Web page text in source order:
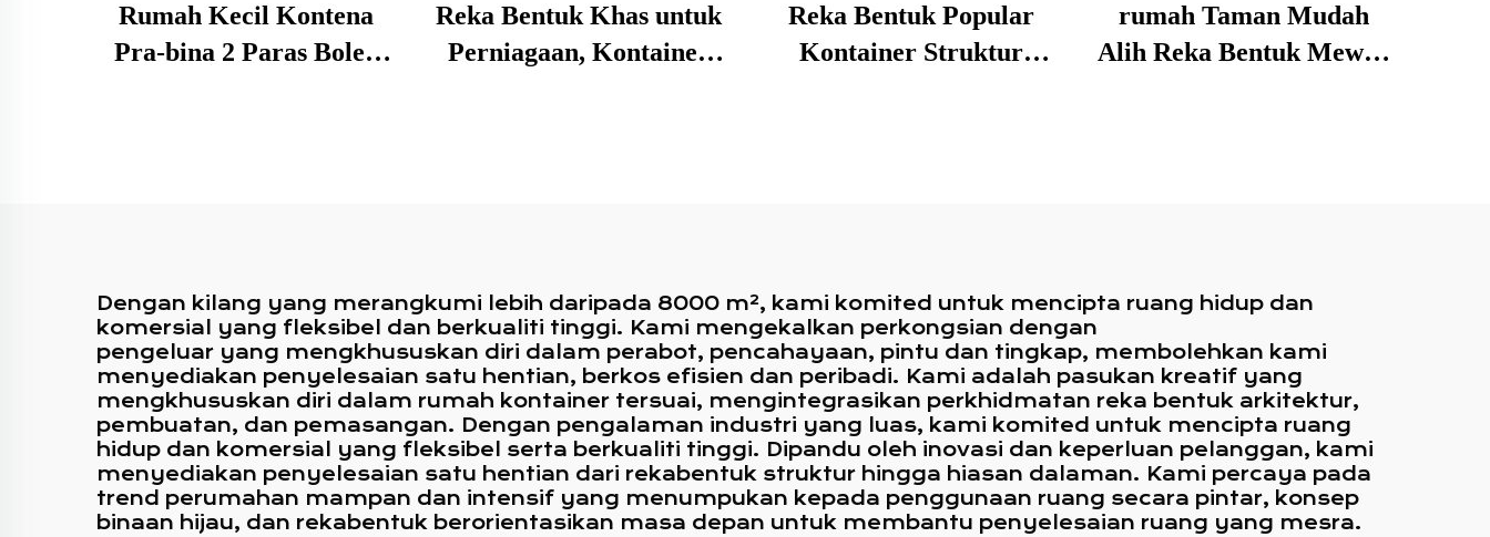
Rumah Kecil Kontena
Pra-bina 2 Paras Boleh
Reka Bentuk Khas untuk
Perniagaan, Kontainer
Reka Bentuk Popular
Kontainer Struktur
rumah Taman Mudah
Alih Reka Bentuk Mewah
Dengan kilang yang merangkumi lebih daripada 8000 m², kami komited untuk mencipta ruang hidup dan
komersial yang fleksibel dan berkualiti tinggi. Kami mengekalkan perkongsian dengan
pengeluar yang mengkhususkan diri dalam perabot, pencahayaan, pintu dan tingkap, membolehkan kami
menyediakan penyelesaian satu hentian, berkos efisien dan peribadi. Kami adalah pasukan kreatif yang
mengkhususkan diri dalam rumah kontainer tersuai, mengintegrasikan perkhidmatan reka bentuk arkitektur,
pembuatan, dan pemasangan. Dengan pengalaman industri yang luas, kami komited untuk mencipta ruang
hidup dan komersial yang fleksibel serta berkualiti tinggi. Dipandu oleh inovasi dan keperluan pelanggan, kami
menyediakan penyelesaian satu hentian dari rekabentuk struktur hingga hiasan dalaman. Kami percaya pada
trend perumahan mampan dan intensif yang menumpukan kepada penggunaan ruang secara pintar, konsep
binaan hijau, dan rekabentuk berorientasikan masa depan untuk membantu penyelesaian ruang yang mesra.